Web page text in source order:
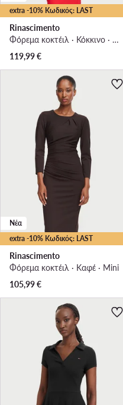
extra -10% Κωδικός: LAST
Rinascimento
Φόρεμα κοκτέιλ · Κόκκινο · Midi
119,99€
extra -10% Κωδικός: LAST
Νέα
Rinascimento
Φόρεμα κοκτέιλ · Καφέ · Mini
105,99€